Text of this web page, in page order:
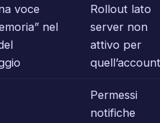
voce
nel
Rollout lato
server non
attivo per
quell’account
Permessi
notifiche